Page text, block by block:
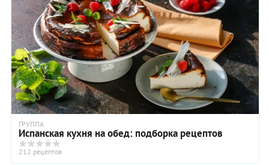
ГРУППА
Испанская кухня на обед: подборка рецептов
212 рецептов